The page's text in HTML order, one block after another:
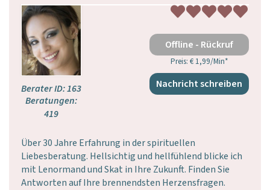
Berater ID: 163
Beratungen:
419
Über 30 Jahre Erfahrung in der spirituellen
Liebesberatung. Hellsichtig und hellfühlend blicke ich
mit Lenormand und Skat in Ihre Zukunft. Finden Sie
Antworten auf Ihre brennendsten Herzensfragen.
Offline - Rückruf
Preis: € 1,99/Min*
Nachricht schreiben